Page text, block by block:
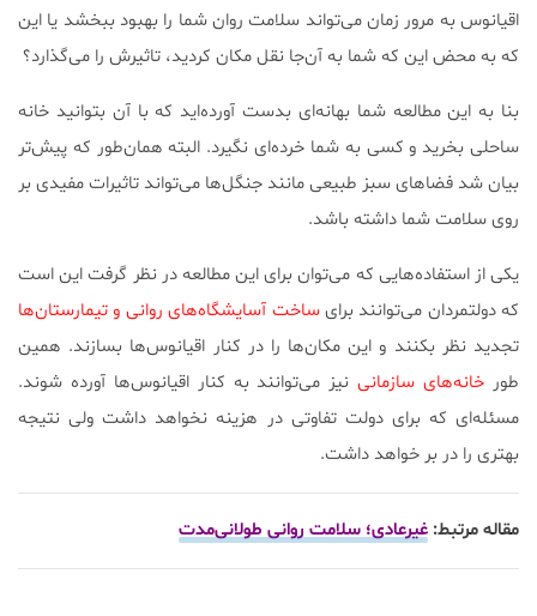
اقیانوس به مرور زمان می‌تواند سلامت روان شما را بهبود ببخشد یا این
که به محض این که شما به آن‌جا نقل مکان کردید، تاثیرش را می‌گذارد؟
بنا به این مطالعه شما بهانه‌ای بدست آورده‌اید که با آن بتوانید خانه
ساحلی بخرید و کسی به شما خرده‌ای نگیرد. البته همان‌طور که پیش‌تر
بیان شد فضاهای سبز طبیعی مانند جنگل‌ها می‌تواند تاثیرات مفیدی بر
روی سلامت شما داشته باشد.
یکی از استفاده‌هایی که می‌توان برای این مطالعه در نظر گرفت این است
که دولتمردان می‌توانند برایساخت آسایشگاه‌های روانی و تیمارستان‌ها
تجدید نظر بکنند و این مکان‌ها را در کنار اقیانوس‌ها بسازند. همین
طور خانه‌های سازمانینیز می‌توانند به کنار اقیانوس‌ها آورده شوند.
مسئله‌ای که برای دولت تفاوتی در هزینه نخواهد داشت ولی نتیجه
بهتری را در بر خواهد داشت.
مقاله مرتبط: غیرعادی؛ سلامت روانی طولانی‌مدت